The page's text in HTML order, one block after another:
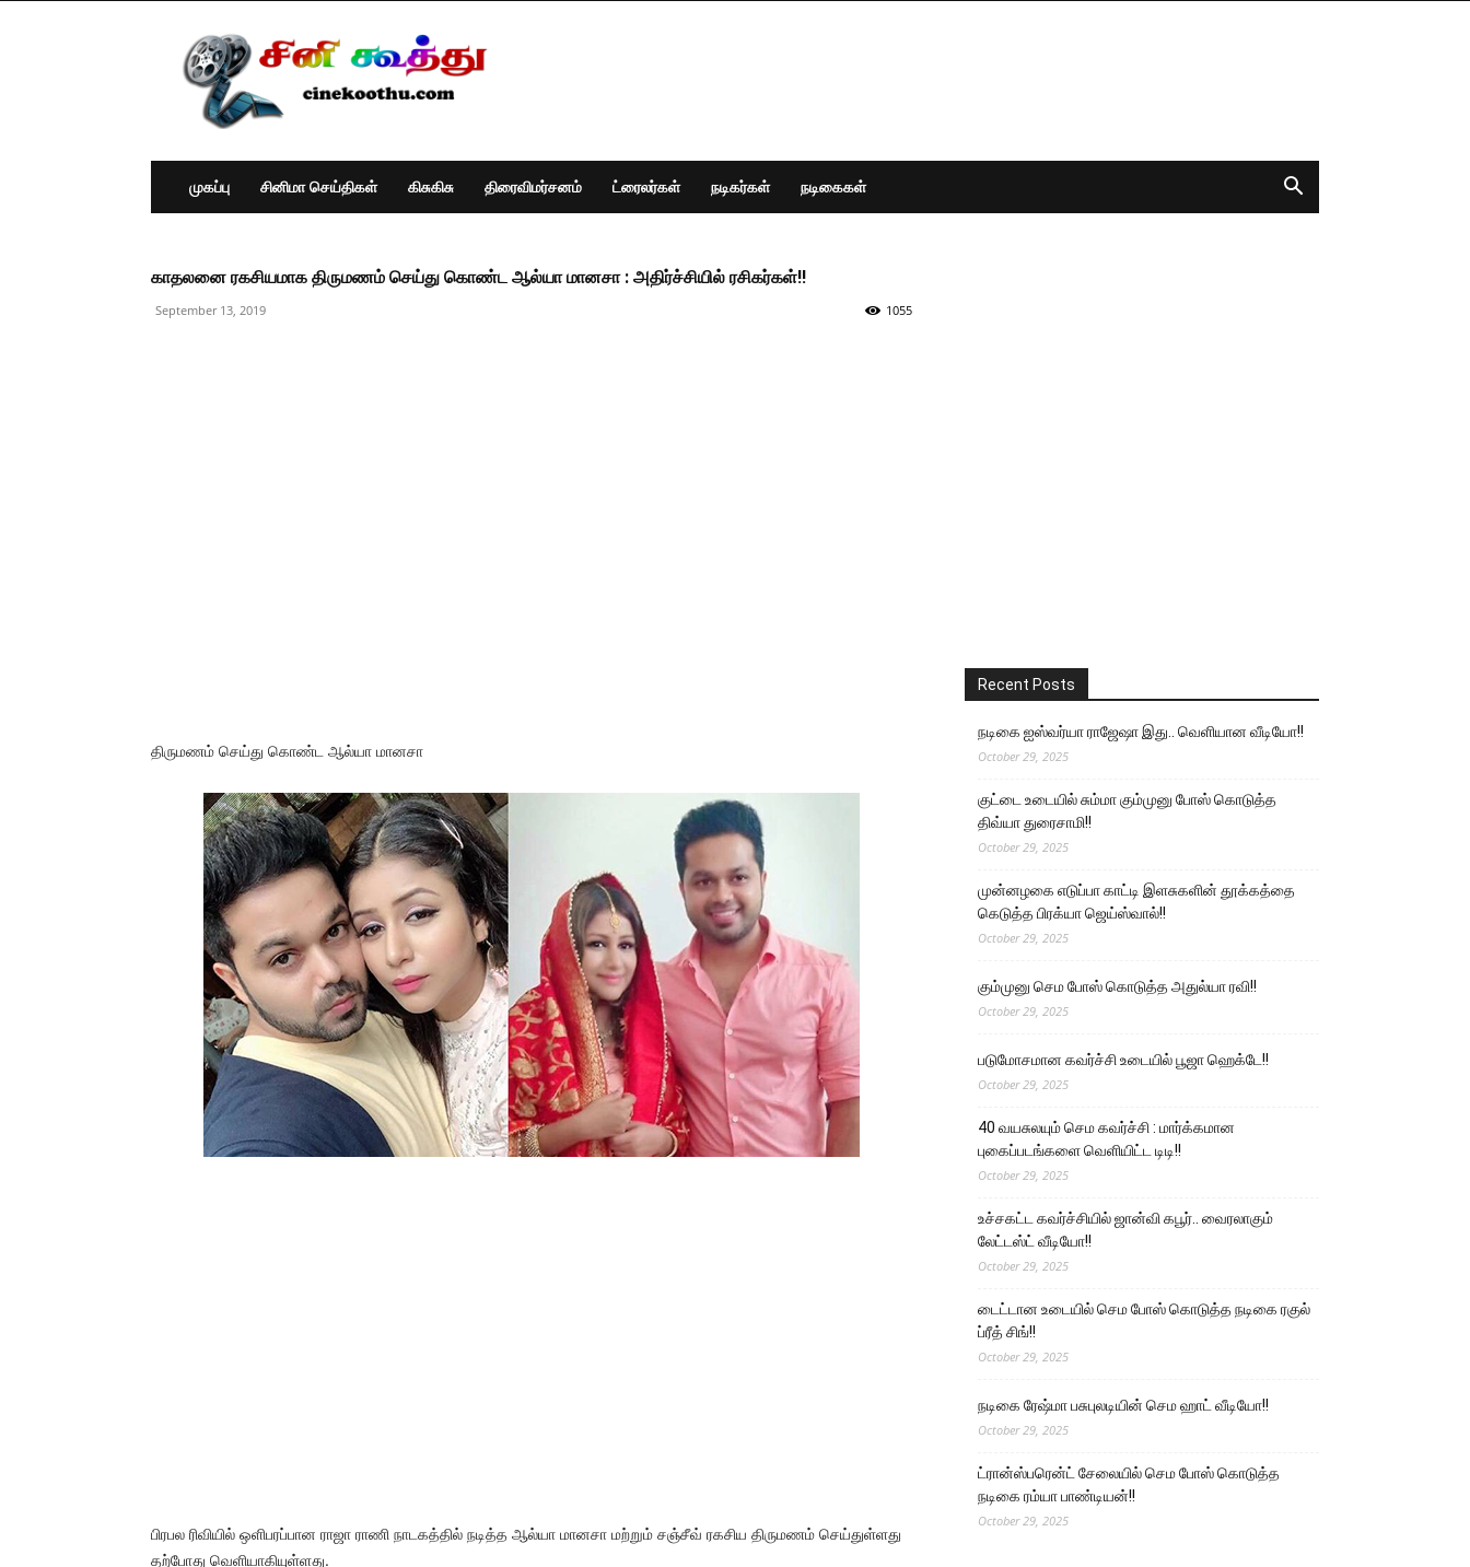
Cine
Koothu
:
Tamil
Cinema
News
முகப்பு
சினிமா செய்திகள் கிசுகிசு திரைவிமர்சனம் ட்ரைலர்கள் நடிகர்கள் நடிகைகள்
காதலனை ரகசியமாக திருமணம் செய்து கொண்ட ஆல்யா மானசா : அதிர்ச்சியில் ரசிகர்கள்!!
September 13, 2019 1055
திருமணம் செய்து கொண்ட ஆல்யா மானசா
பிரபல ரிவியில் ஒளிபரப்பான ராஜா ராணி நாடகத்தில் நடித்த ஆல்யா மானசா மற்றும் சஞ்சீவ் ரகசிய திருமணம் செய்துள்ளது
தற்போது வெளியாகியுள்ளது.
Recent Posts
நடிகை ஐஸ்வர்யா ராஜேஷா இது.. வெளியான வீடியோ!!
October 29, 2025
குட்டை உடையில் சும்மா கும்முனு போஸ் கொடுத்த
திவ்யா துரைசாமி!!
October 29, 2025
முன்னழகை எடுப்பா காட்டி இளசுகளின் தூக்கத்தை
கெடுத்த பிரக்யா ஜெய்ஸ்வால்!!
October 29, 2025
கும்முனு செம போஸ் கொடுத்த அதுல்யா ரவி!!
October 29, 2025
படுமோசமான கவர்ச்சி உடையில் பூஜா ஹெக்டே!!
October 29, 2025
40 வயசுலயும் செம கவர்ச்சி : மார்க்கமான
புகைப்படங்களை வெளியிட்ட டிடி!!
October 29, 2025
உச்சகட்ட கவர்ச்சியில் ஜான்வி கபூர்.. வைரலாகும்
லேட்டஸ்ட் வீடியோ!!
October 29, 2025
டைட்டான உடையில் செம போஸ் கொடுத்த நடிகை ரகுல்
ப்ரீத் சிங்!!
October 29, 2025
நடிகை ரேஷ்மா பசுபுலடியின் செம ஹாட் வீடியோ!!
October 29, 2025
ட்ரான்ஸ்பரென்ட் சேலையில் செம போஸ் கொடுத்த
நடிகை ரம்யா பாண்டியன்!!
October 29, 2025